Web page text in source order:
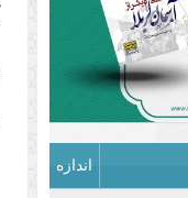
اندازه